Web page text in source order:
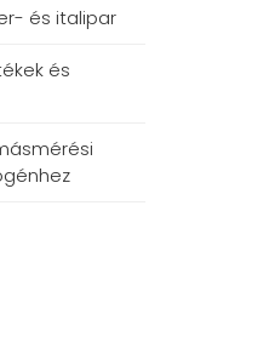
és italipar
és